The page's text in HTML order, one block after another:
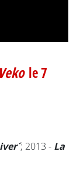
Veko le 7
; 2013 - La